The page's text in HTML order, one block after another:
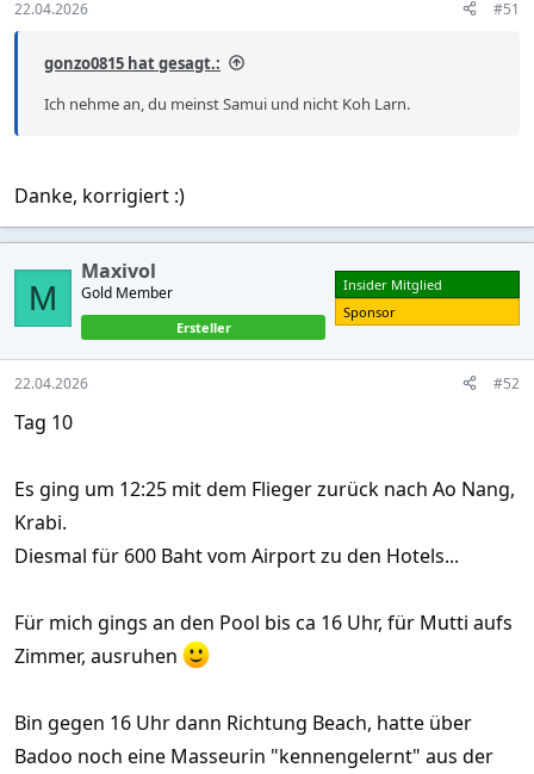
22.04.2026 #51
gonzo0815 hat gesagt.:
Ich nehme an, du meinst Samui und nicht Koh Larn.
Danke, korrigiert :)
M
Maxivol
Gold Member
Ersteller
Insider Mitglied
Sponsor
22.04.2026 #52
Tag 10
Es ging um 12:25 mit dem Flieger zurück nach Ao Nang,
Krabi.
Diesmal für 600 Baht vom Airport zu den Hotels...
Für mich gings an den Pool bis ca 16 Uhr, für Mutti aufs
Zimmer, ausruhen
Bin gegen 16 Uhr dann Richtung Beach, hatte über
Badoo noch eine Masseurin "kennengelernt" aus der